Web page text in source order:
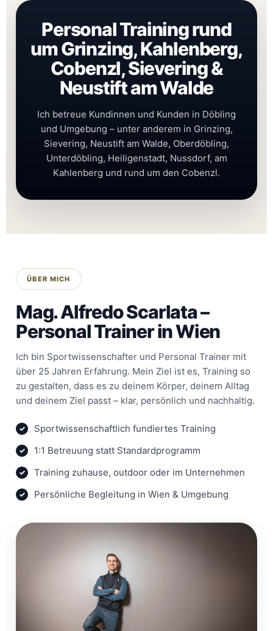
Personal Training rund
um Grinzing, Kahlenberg,
Cobenzl, Sievering &
Neustift am Walde
Ich betreue Kundinnen und Kunden in Döbling
und Umgebung – unter anderem in Grinzing,
Sievering, Neustift am Walde, Oberdöbling,
Unterdöbling, Heiligenstadt, Nussdorf, am
Kahlenberg und rund um den Cobenzl.
ÜBER MICH
Mag. Alfredo Scarlata –
Personal Trainer in Wien
Ich bin Sportwissenschafter und Personal Trainer mit
über 25 Jahren Erfahrung. Mein Ziel ist es, Training so
zu gestalten, dass es zu deinem Körper, deinem Alltag
und deinem Ziel passt – klar, persönlich und nachhaltig.
Sportwissenschaftlich fundiertes Training
1:1 Betreuung statt Standardprogramm
Training zuhause, outdoor oder im Unternehmen
Persönliche Begleitung in Wien & Umgebung